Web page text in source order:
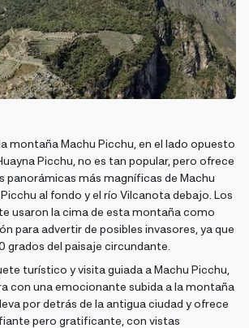
montaña Machu Picchu, en el lado opuesto
Picchu, no es tan popular, pero ofrece
panorámicas más magníficas de Machu
al fondo y el río Vilcanota debajo. Los
usaron la cima de esta montaña como
para advertir de posibles invasores, ya que
grados del paisaje circundante.
turístico y visita guiada a Machu Picchu,
con una emocionante subida a la montaña
por detrás de la antigua ciudad y ofrece
pero gratificante, con vistas